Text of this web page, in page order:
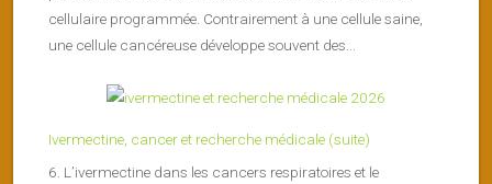
cellulaire programmée. Contrairement à une cellule saine,
une cellule cancéreuse développe souvent des...
Ivermectine, cancer et recherche médicale (suite)
6. L’ivermectine dans les cancers respiratoires et le